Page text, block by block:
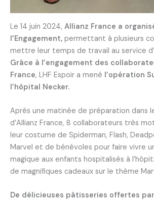
Le 14 juin 2024, Allianz France a
l’Engagement, permettant à plusieurs
mettre leur temps de travail au service
Grâce à l’engagement des
France, LHF Espoir a mené l’opération
l’hôpital Necker.
Après une matinée de préparation dans
d’Allianz France, 8 collaborateurs très
leur costume de Spiderman, Flash,
Marvel et de bénévoles pour faire vivre
magique aux enfants hospitalisés à
de magnifiques cadeaux sur le thème
De délicieuses pâtisseries offertes